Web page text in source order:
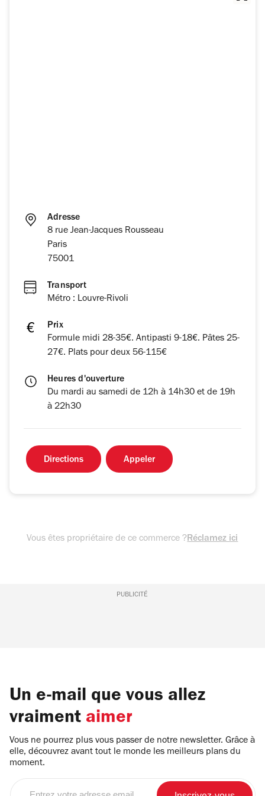
Adresse
8 rue Jean-Jacques Rousseau
Paris
75001
Transport
Métro : Louvre-Rivoli
Prix
Formule midi 28-35€. Antipasti 9-18€. Pâtes 25-
27€. Plats pour deux 56-115€
Heures d'ouverture
Du mardi au samedi de 12h à 14h30 et de 19h
à 22h30
Directions Appeler
Vous êtes propriétaire de ce commerce ?Réclamez ici
PUBLICITÉ
Un e-mail que vous allez
vraiment aimer
Vous ne pourrez plus vous passer de notre newsletter. Grâce à
elle, découvrez avant tout le monde les meilleurs plans du
moment.